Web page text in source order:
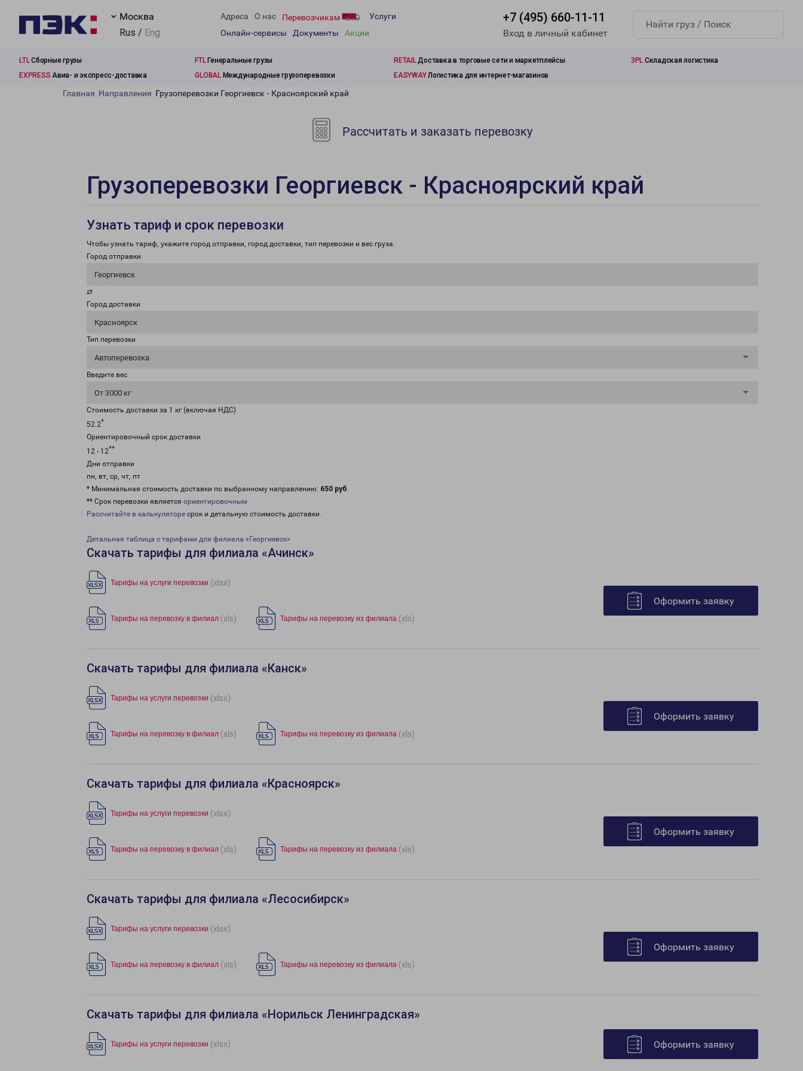
Москва
Rus / Eng
Адреса О нас Перевозчикам
Услуги
Онлайн-сервисы
Документы Акции
+7 (495) 660-11-11
Вход в личный кабинет
LTLСборные грузы FTLГенеральные грузы RETAILДоставка в торговые сети и маркетплейсы 3PL Складская логистика
EXPRESS Авиа- и экспресс-доставка GLOBALМеждународные грузоперевозки EASYWAYЛогистика для интернет-магазинов
Главная Направления Грузоперевозки Георгиевск - Красноярский край
Рассчитать и заказать перевозку
Грузоперевозки Георгиевск - Красноярский край
Узнать тариф и срок перевозки
Чтобы узнать тариф, укажите город отправки, город доставки, тип перевозки и вес груза.
Город отправки
Георгиевск
⇄
Город доставки
Красноярск
Тип перевозки
Автоперевозка
Введите вес
От 3000 кг
Стоимость доставки за 1 кг (включая НДС)
52.2*
Ориентировочный срок доставки
12 - 12**
Дни отправки
пн, вт, ср, чт, пт
* Минимальная стоимость доставки по выбранному направлению: 650 руб.
** Срок перевозки является ориентировочным
Рассчитайте в калькуляторе срок и детальную стоимость доставки.
Детальная таблица с тарифами для филиала «Георгиевск»
Скачать тарифы для филиала «Ачинск»
Тарифы на услуги перевозки (xlsx)
Тарифы на перевозку в филиал (xls) Тарифы на перевозку из филиала (xls)
Оформить заявку
Скачать тарифы для филиала «Канск»
Тарифы на услуги перевозки (xlsx)
Тарифы на перевозку в филиал (xls) Тарифы на перевозку из филиала (xls)
Оформить заявку
Скачать тарифы для филиала «Красноярск»
Тарифы на услуги перевозки (xlsx)
Тарифы на перевозку в филиал (xls) Тарифы на перевозку из филиала (xls)
Оформить заявку
Скачать тарифы для филиала «Лесосибирск»
Тарифы на услуги перевозки (xlsx)
Тарифы на перевозку в филиал (xls) Тарифы на перевозку из филиала (xls)
Оформить заявку
Скачать тарифы для филиала «Норильск Ленинградская»
Тарифы на услуги перевозки (xlsx) Оформить заявку